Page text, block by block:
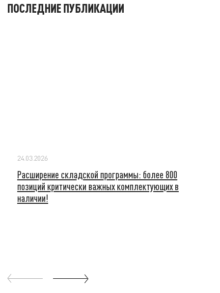
ПОСЛЕДНИЕ ПУБЛИКАЦИИ
24.03.2026
Расширение складской программы: более 800
позиций критически важных комплектующих в
наличии!